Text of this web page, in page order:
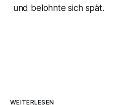
und belohnte sich spät.
WEITERLESEN